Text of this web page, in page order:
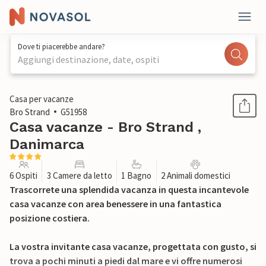
Dove ti piacerebbe andare?
Aggiungi destinazione, date, ospiti
1 / 18
Casa per vacanze
Bro Strand
G51958
Casa vacanze - Bro Strand ,
Danimarca
6 Ospiti 3 Camere da letto 1 Bagno 2 Animali domestici
Trascorrete una splendida vacanza in questa incantevole
casa vacanze con area benessere in una fantastica
posizione costiera.
La vostra invitante casa vacanze, progettata con gusto, si
trova a pochi minuti a piedi dal mare e vi offre numerosi